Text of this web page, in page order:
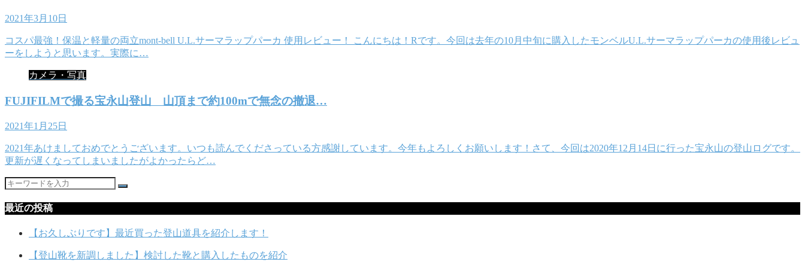
2021年3月10日
コスパ最強！保温と軽量の両立mont-bell U.L.サーマラップパーカ 使用レビュー！ こんにちは！Rです。今回は去年の10月中旬に購入したモンベルU.L.サーマラップパーカの使用後レビュ
ーをしようと思います。実際に…
カメラ・写真
FUJIFILMで撮る宝永山登山 山頂まで約100mで無念の撤退…
2021年1月25日
2021年あけましておめでとうございます。いつも読んでくださっている方感謝しています。今年もよろしくお願いします！さて、今回は2020年12月14日に行った宝永山の登山ログです。
更新が遅くなってしまいましたがよかったらど…
最近の投稿
【お久しぶりです】最近買った登山道具を紹介します！
【登山靴を新調しました】検討した靴と購入したものを紹介